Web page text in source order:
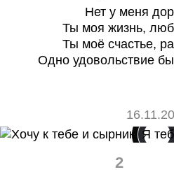
Нет у меня
Ты моя жизнь,
Ты моё счастье,
Одно удовольствие
2